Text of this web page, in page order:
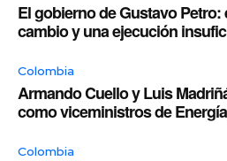
El gobierno de Gustavo
cambio y una ejecución
Colombia
Armando Cuello y Luis
como viceministros de
Colombia